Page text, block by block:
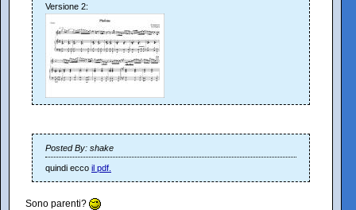
Versione 2:
Posted By: shake
quindi ecco il pdf.
Sono parenti?